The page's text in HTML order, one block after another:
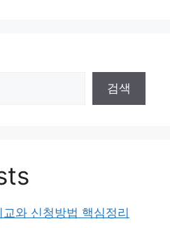
검색
와 신청방법 핵심정리